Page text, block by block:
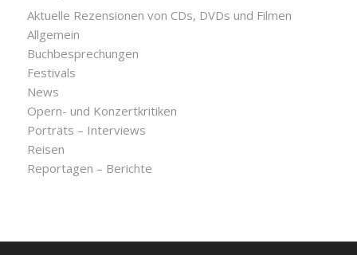
Aktuelle Rezensionen von CDs, DVDs und Filmen
Allgemein
Buchbesprechungen
Festivals
News
Opern- und Konzertkritiken
Porträts – Interviews
Reisen
Reportagen – Berichte